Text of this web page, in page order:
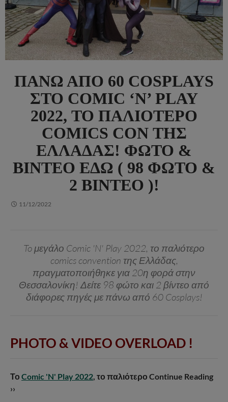
ΠΆΝΩ ΑΠΌ 60 COSPLAYS
ΣΤΟ COMIC ‘N’ PLAY
2022, ΤΟ ΠΑΛΙΌΤΕΡΟ
COMICS CON ΤΗΣ
ΕΛΛΆΔΑΣ! ΦΏΤΟ &
ΒΊΝΤΕΟ ΕΔΏ ( 98 ΦΏΤΟ &
2 ΒΊΝΤΕΟ )!
11/12/2022
To μεγάλο Comic 'N' Play 2022, το παλιότερο
comics convention της Ελλάδας,
πραγματοποιήθηκε για 20η φορά στην
Θεσσαλονίκη! Δείτε 98 φώτο και 2 βίντεο από
διάφορες πηγές με πάνω από 60 Cosplays!
PHOTO & VIDEO OVERLOAD !
Το Comic 'N' Play 2022 , το παλιότερο Continue Reading
››